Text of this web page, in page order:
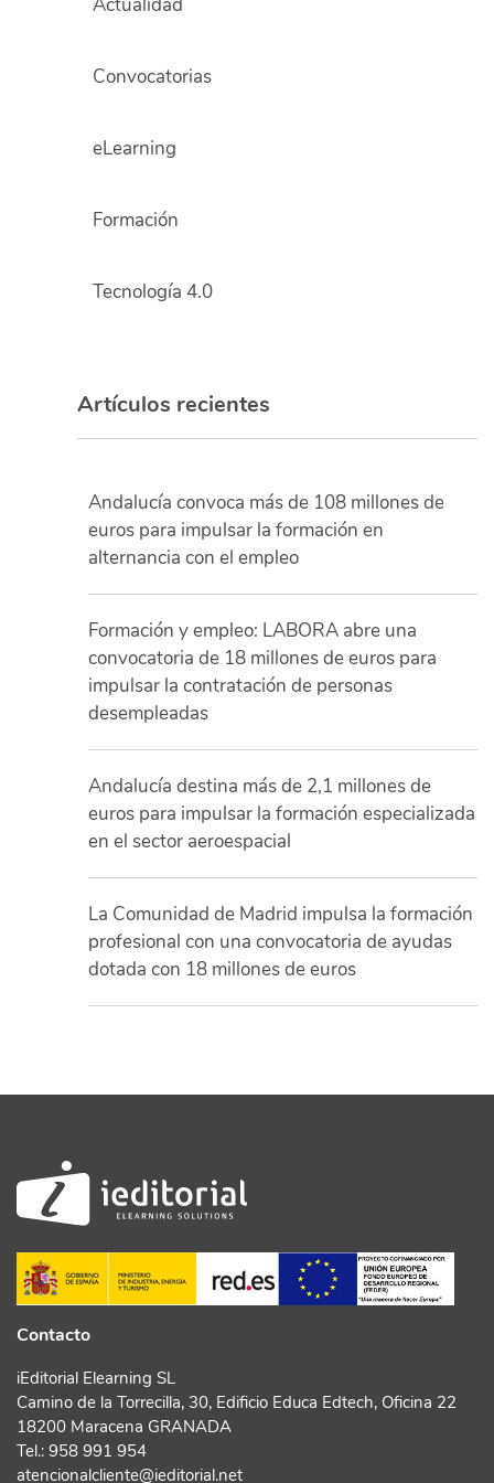
Convocatorias
eLearning
Formación
Tecnología 4.0
Artículos recientes
Andalucía convoca más de 108 millones de
euros para impulsar la formación en
alternancia con el empleo
Formación y empleo: LABORA abre una
convocatoria de 18 millones de euros para
impulsar la contratación de personas
desempleadas
Andalucía destina más de 2,1 millones de
euros para impulsar la formación especializada
en el sector aeroespacial
La Comunidad de Madrid impulsa la formación
profesional con una convocatoria de ayudas
dotada con 18 millones de euros
Contacto
iEditorial Elearning SL
Camino de la Torrecilla, 30, Edificio Educa Edtech, Oficina 22
18200 Maracena GRANADA
Tel.: 958 991 954
atencionalcliente@ieditorial.net